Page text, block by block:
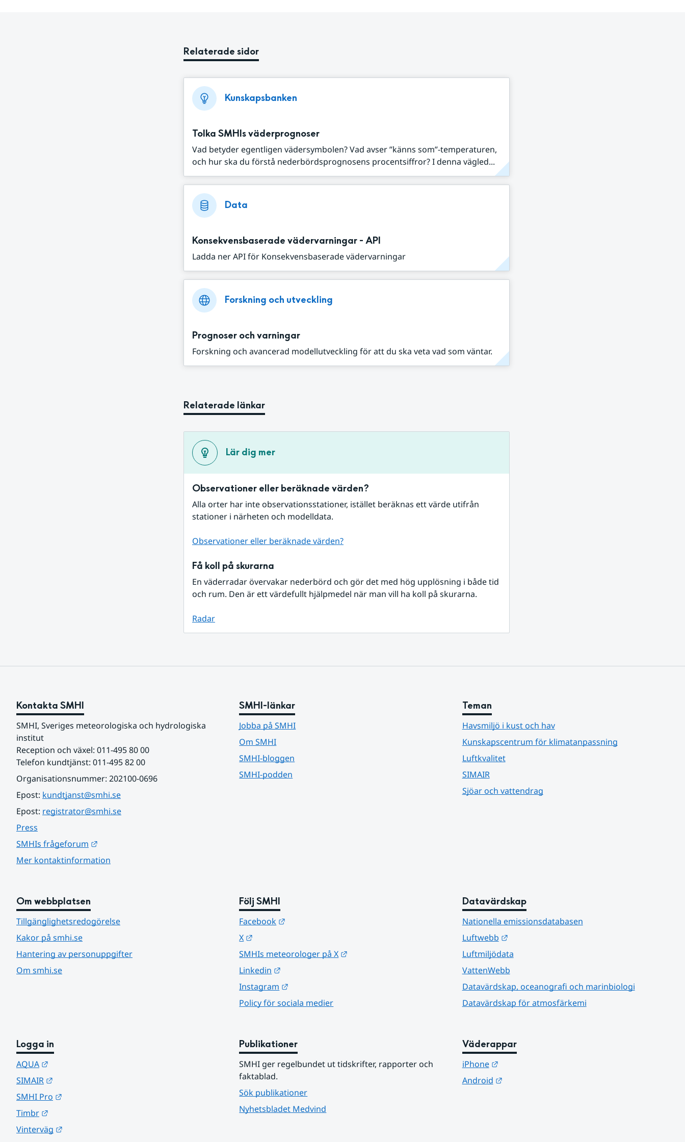
Relaterade sidor
Kunskapsbanken
Tolka SMHIs väderprognoser
Vad betyder egentligen vädersymbolen? Vad avser ”känns som”-temperaturen,
och hur ska du förstå nederbördsprognosens procentsiffror? I denna vägled...
Data
Konsekvensbaserade vädervarningar - API
Ladda ner API för Konsekvensbaserade vädervarningar
Forskning och utveckling
Prognoser och varningar
Forskning och avancerad modellutveckling för att du ska veta vad som väntar.
Relaterade länkar
Lär dig mer
Observationer eller beräknade värden?
Alla orter har inte observationsstationer, istället beräknas ett värde utifrån
stationer i närheten och modelldata.
Observationer eller beräknade värden?
Få koll på skurarna
En väderradar övervakar nederbörd och gör det med hög upplösning i både tid
och rum. Den är ett värdefullt hjälpmedel när man vill ha koll på skurarna.
Radar
Kontakta SMHI
SMHI, Sveriges meteorologiska och hydrologiska
institut
Reception och växel: 011-495 80 00
Telefon kundtjänst: 011-495 82 00
Organisationsnummer: 202100-0696
Epost: kundtjanst@smhi.se
Epost: registrator@smhi.se
Press
SMHIs frågeforum
Mer kontaktinformation
SMHI-länkar
Jobba på SMHI
Om SMHI
SMHI-bloggen
SMHI-podden
Teman
Havsmiljö i kust och hav
Kunskapscentrum för klimatanpassning
Luftkvalitet
SIMAIR
Sjöar och vattendrag
Om webbplatsen
Tillgänglighetsredogörelse
Kakor på smhi.se
Hantering av personuppgifter
Om smhi.se
Följ SMHI
Facebook
X
SMHIs meteorologer på X
Linkedin
Instagram
Policy för sociala medier
Datavärdskap
Nationella emissionsdatabasen
Luftwebb
Länk till annan webbplats.
Luftmiljödata
VattenWebb
Datavärdskap, oceanografi och marinbiologi
Datavärdskap för atmosfärkemi
Logga in
AQUA
SIMAIR
SMHI Pro
Timbr
Vinterväg
Publikationer
SMHI ger regelbundet ut tidskrifter, rapporter och
faktablad.
Sök publikationer
Nyhetsbladet Medvind
Väderappar
iPhone
Länk till annan webbplats.
Android
Länk till annan webbplats.